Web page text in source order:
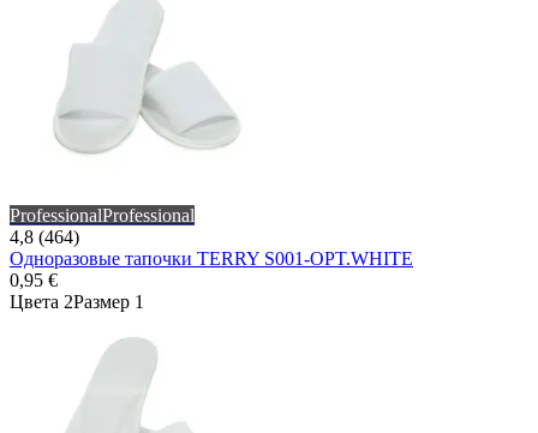
ProfessionalProfessional
4,8 (464)
Одноразовые тапочки TERRY S001-OPT.WHITE
0,95 €
Цвета 2Размер 1